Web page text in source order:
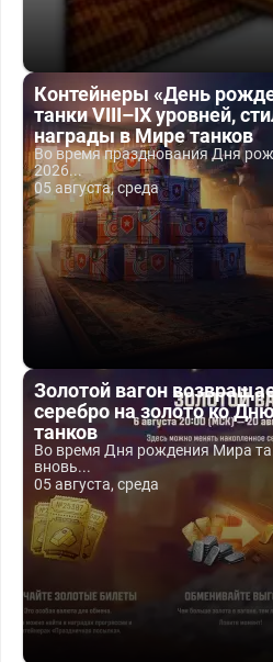
Контейнеры «День
танки VIII–IX уровней,
награды в Мире танков
Во время празднования Дня
2026...
05 августа, среда
Золотой вагон
серебро на золото ко
танков
Во время Дня рождения Мира
вновь...
05 августа, среда